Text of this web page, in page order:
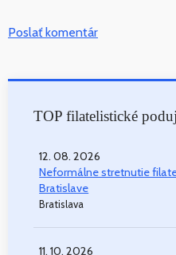
Poslať komentár
TOP filatelistické
12. 08. 2026
Neformálne stretnutie
Bratislave
Bratislava
11. 10. 2026